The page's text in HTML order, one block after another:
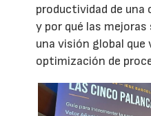
productividad de
y por qué las
una visión global que
optimización de